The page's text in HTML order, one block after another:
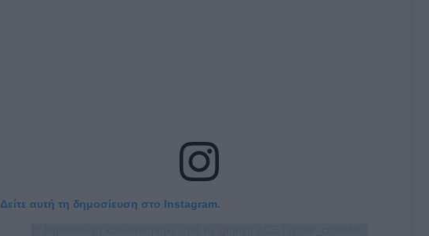
Δείτε αυτή τη δημοσίευση στο Instagram.